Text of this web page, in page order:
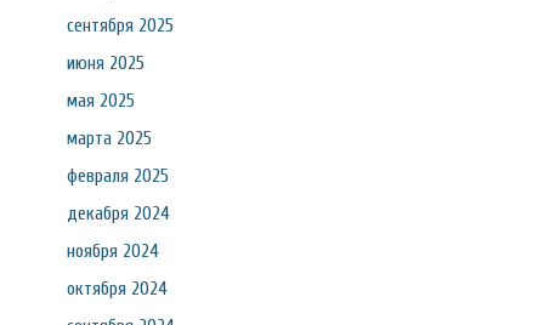
сентября 2025
июня 2025
мая 2025
марта 2025
февраля 2025
декабря 2024
ноября 2024
октября 2024